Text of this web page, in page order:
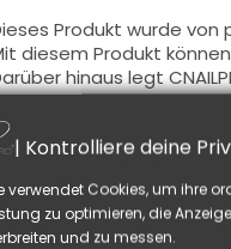
Produkt wurde
diesem Produkt
hinaus legt
Vorschriften
soll eine
Farbe mit dem
Schwitzschicht zu
| Kontrolliere deine
verwendet Cookies, um ihre
zu optimieren, die
und zu messen.